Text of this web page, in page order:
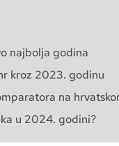
najbolja godina
kroz 2023. godinu
na
u 2024. godini?